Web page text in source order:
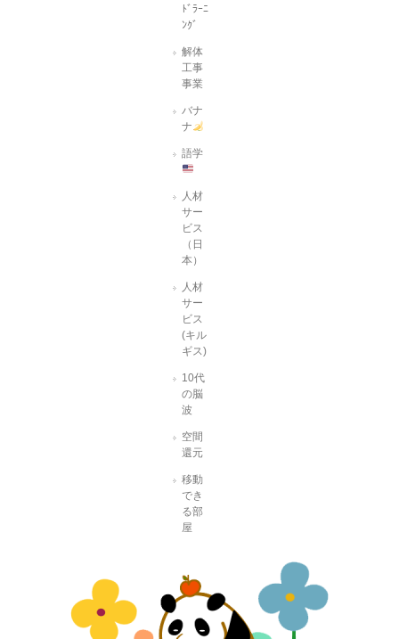
ﾄﾞﾗｰﾆ
ﾝｸﾞ
解体
工事
事業
バナ
ナ
語学
人材
サー
ビス
（日
本）
人材
サー
ビス
(キル
ギス)
10代
の脳
波
空間
還元
移動
でき
る部
屋